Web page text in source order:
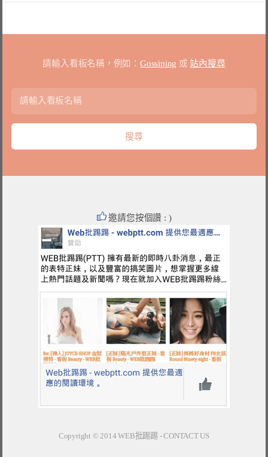
請輸入看板名稱，例如：Gossiping 或 站內搜尋
邀請您按個讚 : )
Copyright © 2014WEB批踢踢-CONTACT US